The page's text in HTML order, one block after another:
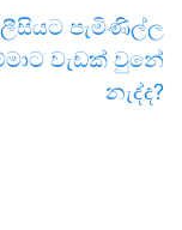
පැමිණිල්ල
වැඩක් වුනේ
නැද්ද?